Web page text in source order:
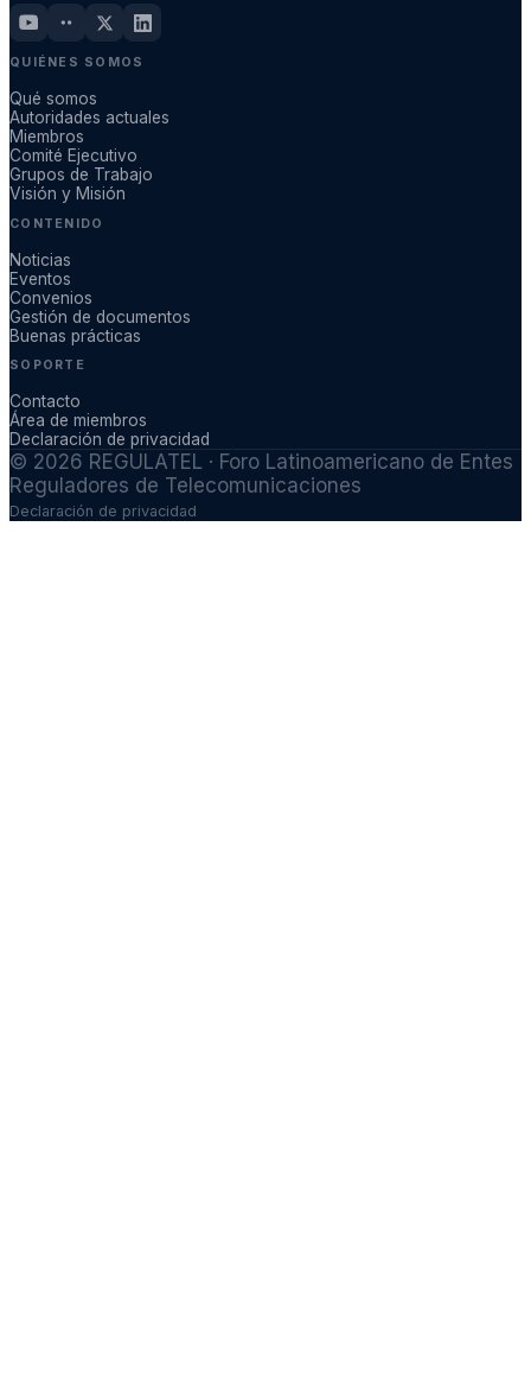
QUIÉNES SOMOS
Qué somos
Autoridades actuales
Miembros
Comité Ejecutivo
Grupos de Trabajo
Visión y Misión
CONTENIDO
Noticias
Eventos
Convenios
Gestión de documentos
Buenas prácticas
SOPORTE
Contacto
Área de miembros
Declaración de privacidad
© 2026 REGULATEL · Foro Latinoamericano de Entes
Reguladores de Telecomunicaciones
Declaración de privacidad